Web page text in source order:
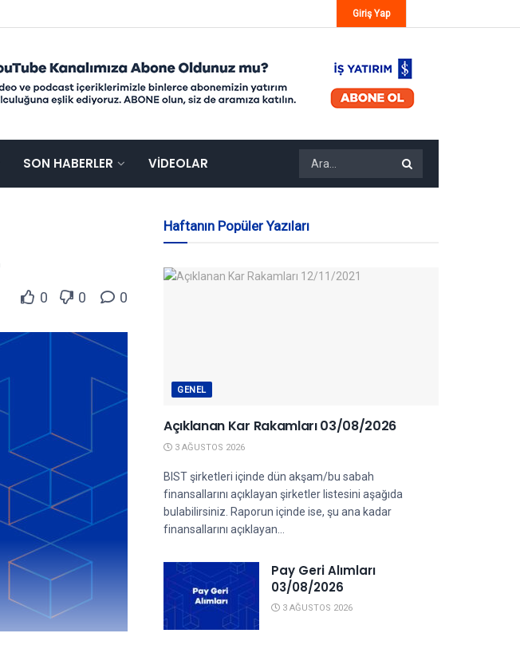
Giriş Yap
SON HABERLER VIDEOLAR
0 0 0
Haftanın Popüler Yazıları
GENEL
Açıklanan Kar Rakamları 03/08/2026
3 AĞUSTOS 2026
BIST şirketleri içinde dün akşam/bu sabah
finansallarını açıklayan şirketler listesini aşağıda
bulabilirsiniz. Raporun içinde ise, şu ana kadar
finansallarını açıklayan...
Pay Geri Alımları
03/08/2026
3 AĞUSTOS 2026